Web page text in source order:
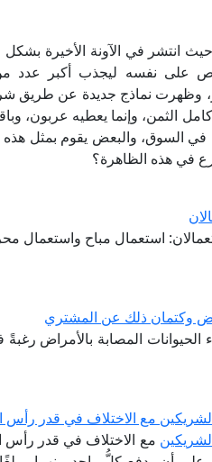
انتشر في الآونة الأخيرة
على نفسه ليجذب أكبر عدد من
وظهرت نماذج جديدة عن طريق
الثمن، وإنما يعطيه عربون،
في السوق، والبعض يقوم بمثل هذه
في هذه الظاهرة؟
استعمال مباح واستعمال
وكتمان ذلك عن المشتري
المصابة بالأمراض
مع الاختلاف في قدر رأس
مع الاختلاف في قدر رأس